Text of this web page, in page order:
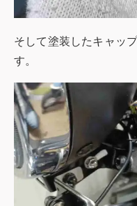
そして塗装したキャッ
す。